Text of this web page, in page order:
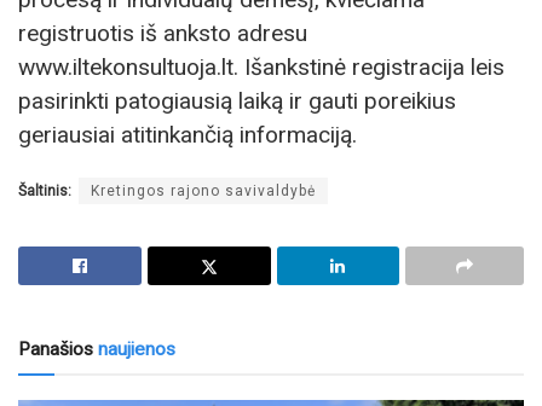
registruotis iš anksto adresu
www.iltekonsultuoja.lt. Išankstinė registracija leis
pasirinkti patogiausią laiką ir gauti poreikius
geriausiai atitinkančią informaciją.
Šaltinis: Kretingos rajono savivaldybė
Panašios naujienos